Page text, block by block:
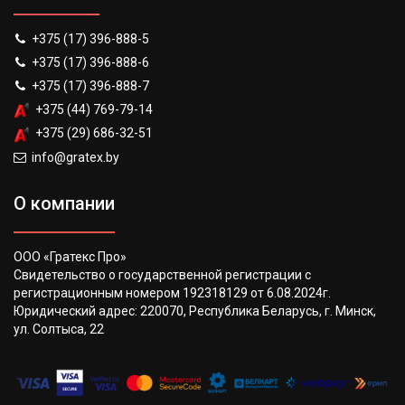
+375 (17) 396-888-5
+375 (17) 396-888-6
+375 (17) 396-888-7
+375 (44) 769-79-14
+375 (29) 686-32-51
info@gratex.by
О компании
ООО «Гратекс Про»
Свидетельство о государственной регистрации с
регистрационным номером 192318129 от 6.08.2024г.
Юридический адрес: 220070, Республика Беларусь, г. Минск,
ул. Солтыса, 22